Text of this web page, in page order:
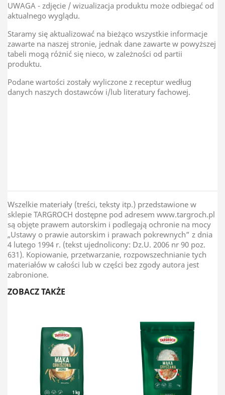
UWAGA - zdjęcie / wizualizacja produktu może odbiegać od
aktualnego wyglądu.
Staramy się aktualizować na bieżąco wszystkie informacje
zawarte na naszej stronie, jednak dane zawarte w powyższej
tabeli mogą różnić się nieco, w zależności od partii
produktu.
Podane wartości zostały wyliczone z receptur według
danych naszych dostawców i/lub literatury fachowej.
Wszelkie materiały (treści, teksty itp.) przedstawione w
sklepie TARGROCH dostępne pod adresem www.targroch.pl
są objęte prawem autorskim i podlegają ochronie na mocy
„Ustawy o prawie autorskim i prawach pokrewnych” z dnia
4 lutego 1994 r. (tekst ujednolicony: Dz.U. 2006 nr 90 poz.
631). Kopiowanie, przetwarzanie, rozpowszechnianie tych
materiałów w całości lub w części bez zgody autora jest
zabronione.
ZOBACZ TAKŻE